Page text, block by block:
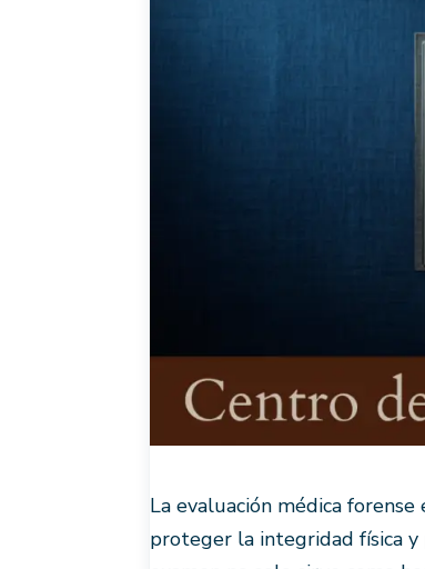
La evaluación médica
proteger la integridad física